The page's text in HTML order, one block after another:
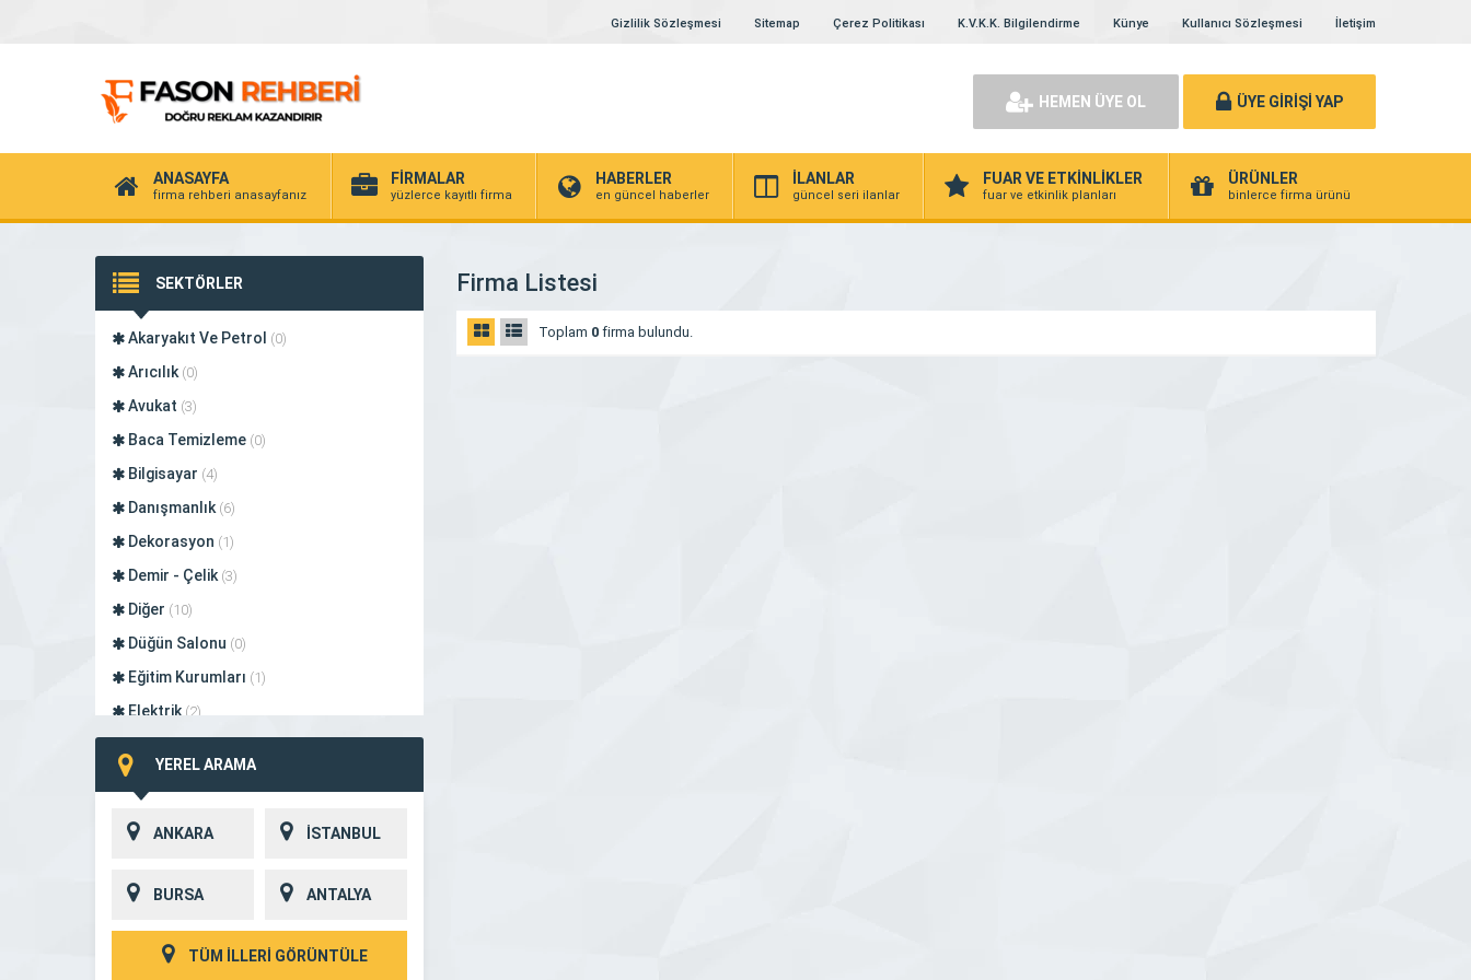
Gizlilik Sözleşmesi Sitemap Çerez Politikası K.V.K.K. Bilgilendirme Künye Kullanıcı Sözleşmesi İletişim
HEMEN ÜYE OL ÜYE GİRİŞİ YAP
ANASAYFA
firma rehberi anasayfanız
FİRMALAR
yüzlerce kayıtlı firma
HABERLER
en güncel haberler
İLANLAR
güncel seri ilanlar
FUAR VE ETKİNLİKLER
fuar ve etkinlik planları
ÜRÜNLER
binlerce firma ürünü
SEKTÖRLER
Akaryakıt Ve Petrol (0)
Arıcılık (0)
Avukat (3)
Baca Temizleme (0)
Bilgisayar (4)
Danışmanlık (6)
Dekorasyon (1)
Demir - Çelik (3)
Diğer (10)
Düğün Salonu (0)
Eğitim Kurumları (1)
Elektrik (2)
Endüstriyel Makine
Gıda
Gold Maps
Güvenlik(1)
YEREL ARAMA
ANKARA İSTANBUL
BURSA ANTALYA
TÜM İLLERİ GÖRÜNTÜLE
Firma Listesi
Toplam 0 firma bulundu.